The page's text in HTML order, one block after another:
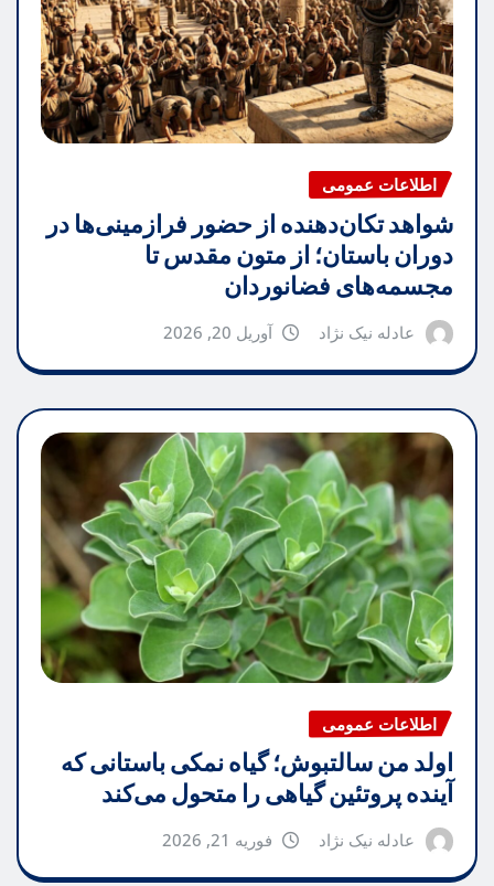
اطلاعات عمومی
شواهد تکان‌دهنده از حضور فرازمینی‌ها در
دوران باستان؛ از متون مقدس تا
مجسمه‌های فضانوردان
عادله نیک نژاد آوریل 20, 2026
اطلاعات عمومی
اولد من سالتبوش؛ گیاه نمکی باستانی که
آینده پروتئین گیاهی را متحول می‌کند
عادله نیک نژاد فوریه 21, 2026